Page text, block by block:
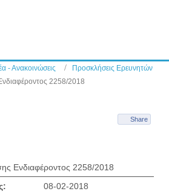
- Ανακοινώσεις
Προσκλήσεις Ερευνητών
2258/2018
Share
Ενδιαφέροντος 2258/2018
08-02-2018